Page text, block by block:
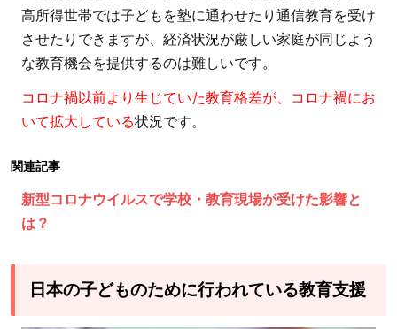
れ
て
い
教
育
援
4.1
4.2
高所得世帯では子どもを塾に通わせたり通信教育を受け
させたりできますが、経済状況が厳しい家庭が同じよう
な教育機会を提供するのは難しいです。
コロナ禍以前より生じていた教育格差が、コロナ禍にお
いて拡大している状況です。
関連記事
新型コロナウイルスで学校・教育現場が受けた影響と
は？
日本の子どものために行われている教育支援